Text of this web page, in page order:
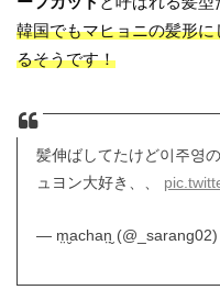
韓国でもマヒョニの髪形
るそうです！
髪伸ばしてたけど이주영
ュヨン大好き、、
— m̤̮achan̤̮ (@_sarang02)